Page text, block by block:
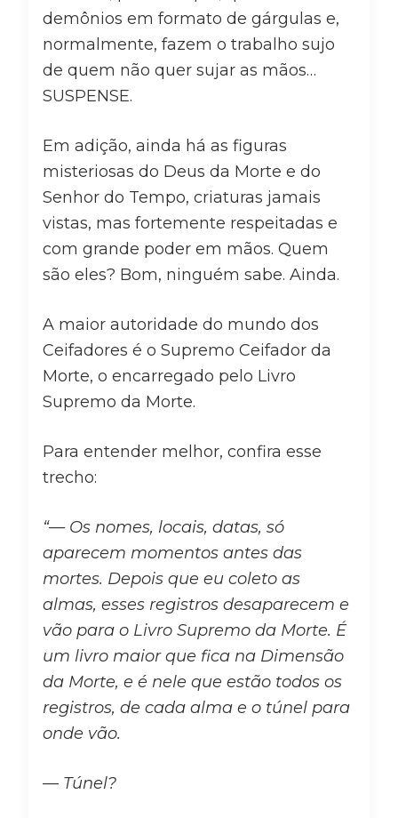
demônios em formato de gárgulas e,
normalmente, fazem o trabalho sujo
de quem não quer sujar as mãos…
SUSPENSE.
Em adição, ainda há as figuras
misteriosas do Deus da Morte e do
Senhor do Tempo, criaturas jamais
vistas, mas fortemente respeitadas e
com grande poder em mãos. Quem
são eles? Bom, ninguém sabe. Ainda.
A maior autoridade do mundo dos
Ceifadores é o Supremo Ceifador da
Morte, o encarregado pelo Livro
Supremo da Morte.
Para entender melhor, confira esse
trecho:
“— Os nomes, locais, datas, só
aparecem momentos antes das
mortes. Depois que eu coleto as
almas, esses registros desaparecem e
vão para o Livro Supremo da Morte. É
um livro maior que fica na Dimensão
da Morte, e é nele que estão todos os
registros, de cada alma e o túnel para
onde vão.
— Túnel?